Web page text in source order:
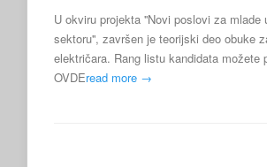
U okviru projekta ''Novi poslovi za mlade
sektoru'', završen je teorijski deo obuke
električara. Rang listu kandidata možete
OVDEread more →